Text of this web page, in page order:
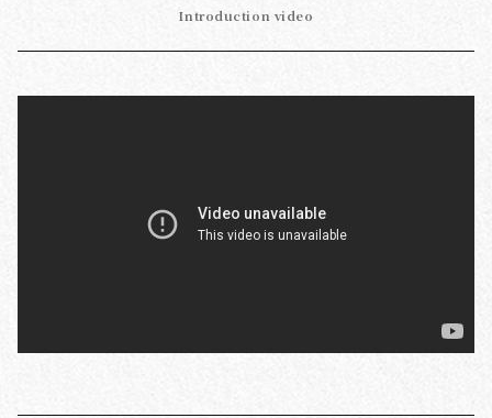
Introduction video